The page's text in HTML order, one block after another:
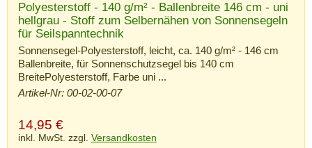
Polyesterstoff - 140 g/m² - Ballenbreite 146 cm - uni
hellgrau - Stoff zum Selbernähen von Sonnensegeln
für Seilspanntechnik
Sonnensegel-Polyesterstoff, leicht, ca. 140 g/m² - 146 cm
Ballenbreite, für Sonnenschutzsegel bis 140 cm
BreitePolyesterstoff, Farbe uni ...
Artikel-Nr: 00-02-00-07
14,95 €
inkl. MwSt. zzgl. Versandkosten